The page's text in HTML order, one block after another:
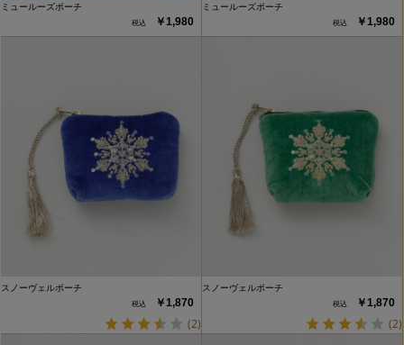
ミュールーズポーチ
￥1,980
ミュールーズポーチ
￥1,980
スノーヴェルポーチ
￥1,870
(2)
スノーヴェルポーチ
￥1,870
(2)